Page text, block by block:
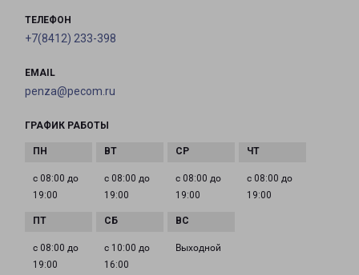
ТЕЛЕФОН
+7(8412) 233-398
EMAIL
penza@pecom.ru
ГРАФИК РАБОТЫ
с 08:00 до
19:00
с 08:00 до
19:00
с 08:00 до
19:00
с 08:00 до
19:00
с 08:00 до
19:00
с 10:00 до
16:00
Выходной